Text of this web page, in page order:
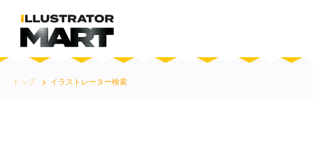
トップ イラストレーター検索